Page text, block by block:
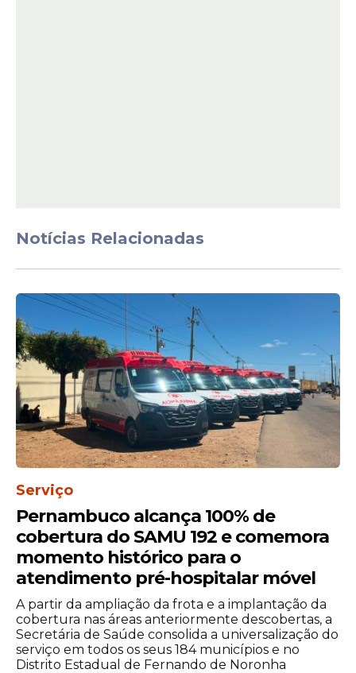
Notícias Relacionadas
Serviço
Pernambuco alcança 100% de
cobertura do SAMU 192 e comemora
momento histórico para o
atendimento pré-hospitalar móvel
A partir da ampliação da frota e a implantação da
cobertura nas áreas anteriormente descobertas, a
Secretária de Saúde consolida a universalização do
serviço em todos os seus 184 municípios e no
Distrito Estadual de Fernando de Noronha